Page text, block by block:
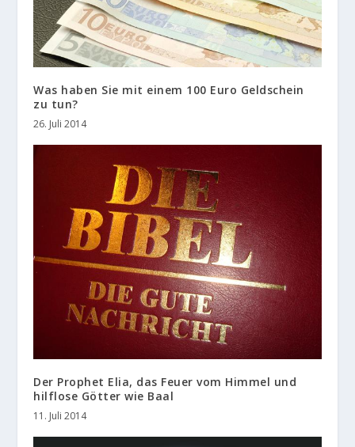
Was haben Sie mit einem 100 Euro Geldschein
zu tun?
26. Juli 2014
Der Prophet Elia, das Feuer vom Himmel und
hilflose Götter wie Baal
11. Juli 2014